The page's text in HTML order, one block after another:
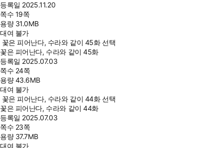
등록일 2025.11.20
쪽수 19쪽
용량 31.0MB
대여 불가
꽃은 피어난다, 수라와 같이 45화 선택
꽃은 피어난다, 수라와 같이 45화
등록일 2025.07.03
쪽수 24쪽
용량43.6MB
대여 불가
꽃은 피어난다, 수라와 같이 44화 선택
꽃은 피어난다, 수라와 같이 44화
등록일 2025.07.03
쪽수 23쪽
용량 37.7MB
대여 불가